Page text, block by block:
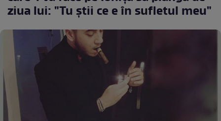
ziua lui: "Tu ştii ce e în sufletul meu"